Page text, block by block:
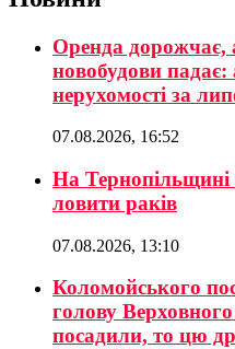
Оренда дорожчає,
новобудови
нерухомості за
07.08.2026, 16:52
На Тернопільщині
ловити раків
07.08.2026, 13:10
Коломойського
голову
посадили, то цю